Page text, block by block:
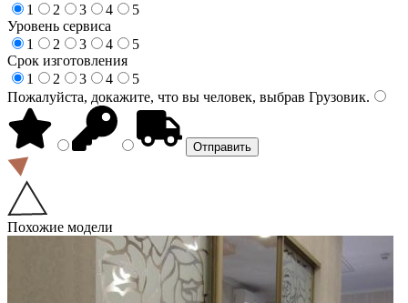
1
2 3 4
5
Уровень сервиса
1
2 3 4
5
Срок изготовления
1
2 3 4
5
Пожалуйста, докажите, что вы человек, выбрав Грузовик.
Похожие модели